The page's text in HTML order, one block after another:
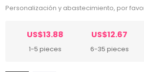
Personalización y abastecimiento, por
US$13.88
1-5 pieces
US$12.67
6-35 pieces